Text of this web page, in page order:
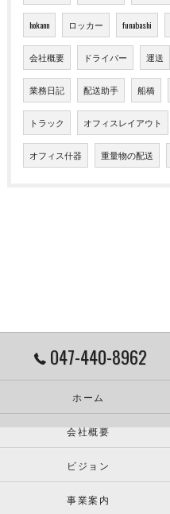
hokann ロッカー funabashi
会社概要 ドライバー 運送
業務日記 配送助手 船橋
トラック オフィスレイアウト
オフィス什器 重量物の配送
047-440-8962
ホーム
会社概要
ビジョン
事業案内